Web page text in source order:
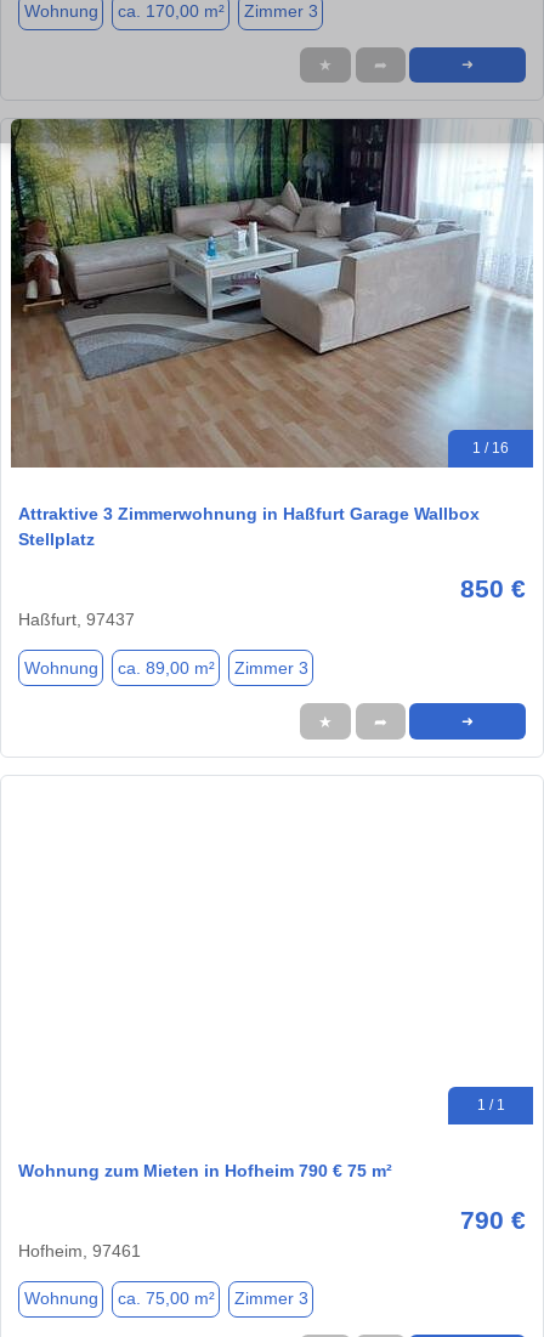
Wohnung ca. 170,00 m² Zimmer 3
★ ➦ ➜
1 / 16
Attraktive 3 Zimmerwohnung in Haßfurt Garage Wallbox
Stellplatz
850 €
Haßfurt, 97437
Wohnung ca. 89,00 m² Zimmer 3
★ ➦ ➜
1 / 1
Wohnung zum Mieten in Hofheim 790 € 75 m²
790 €
Hofheim, 97461
Wohnung ca. 75,00 m² Zimmer 3